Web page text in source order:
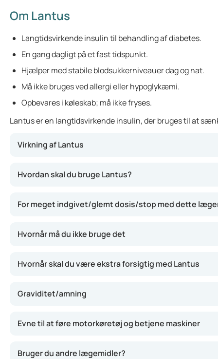
Om Lantus
Langtidsvirkende insulin til behandling af diabetes.
En gang dagligt på et fast tidspunkt.
Hjælper med stabile blodsukkerniveauer dag og nat.
Må ikke bruges ved allergi eller hypoglykæmi.
Opbevares i køleskab; må ikke fryses.
Lantus er en langtidsvirkende insulin, der bruges til at
Virkning af Lantus
Hvordan skal du bruge Lantus?
For meget indgivet/glemt dosis/stop med dette
Hvornår må du ikke bruge det
Hvornår skal du være ekstra forsigtig med Lantus
Graviditet/amning
Evne til at føre motorkøretøj og betjene maskiner
Bruger du andre lægemidler?